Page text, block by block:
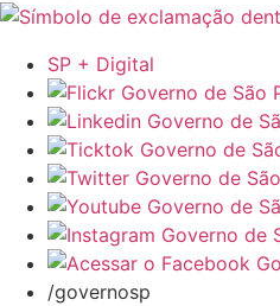
SP + Digital
/governosp